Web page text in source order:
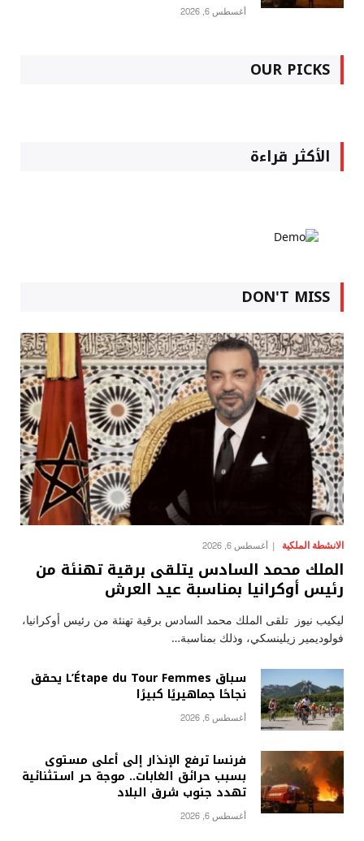
أغسطس 6, 2026
OUR PICKS
الأكثر قراءة
DON'T MISS
الانشطة الملكية أغسطس 6, 2026
الملك محمد السادس يتلقى برقية تهنئة من
رئيس أوكرانيا بمناسبة عيد العرش
ليكيب نيوز تلقى الملك محمد السادس برقية تهنئة من رئيس أوكرانيا،
فولوديمير زيلينسكي، وذلك بمناسبة…
سباق L’Étape du Tour Femmes يحقق
نجاحًا جماهيريًا كبيرًا
أغسطس 6, 2026
فرنسا ترفع الإنذار إلى أعلى مستوى
بسبب حرائق الغابات.. موجة حر استثنائية
تهدد جنوب شرق البلاد
أغسطس 6, 2026